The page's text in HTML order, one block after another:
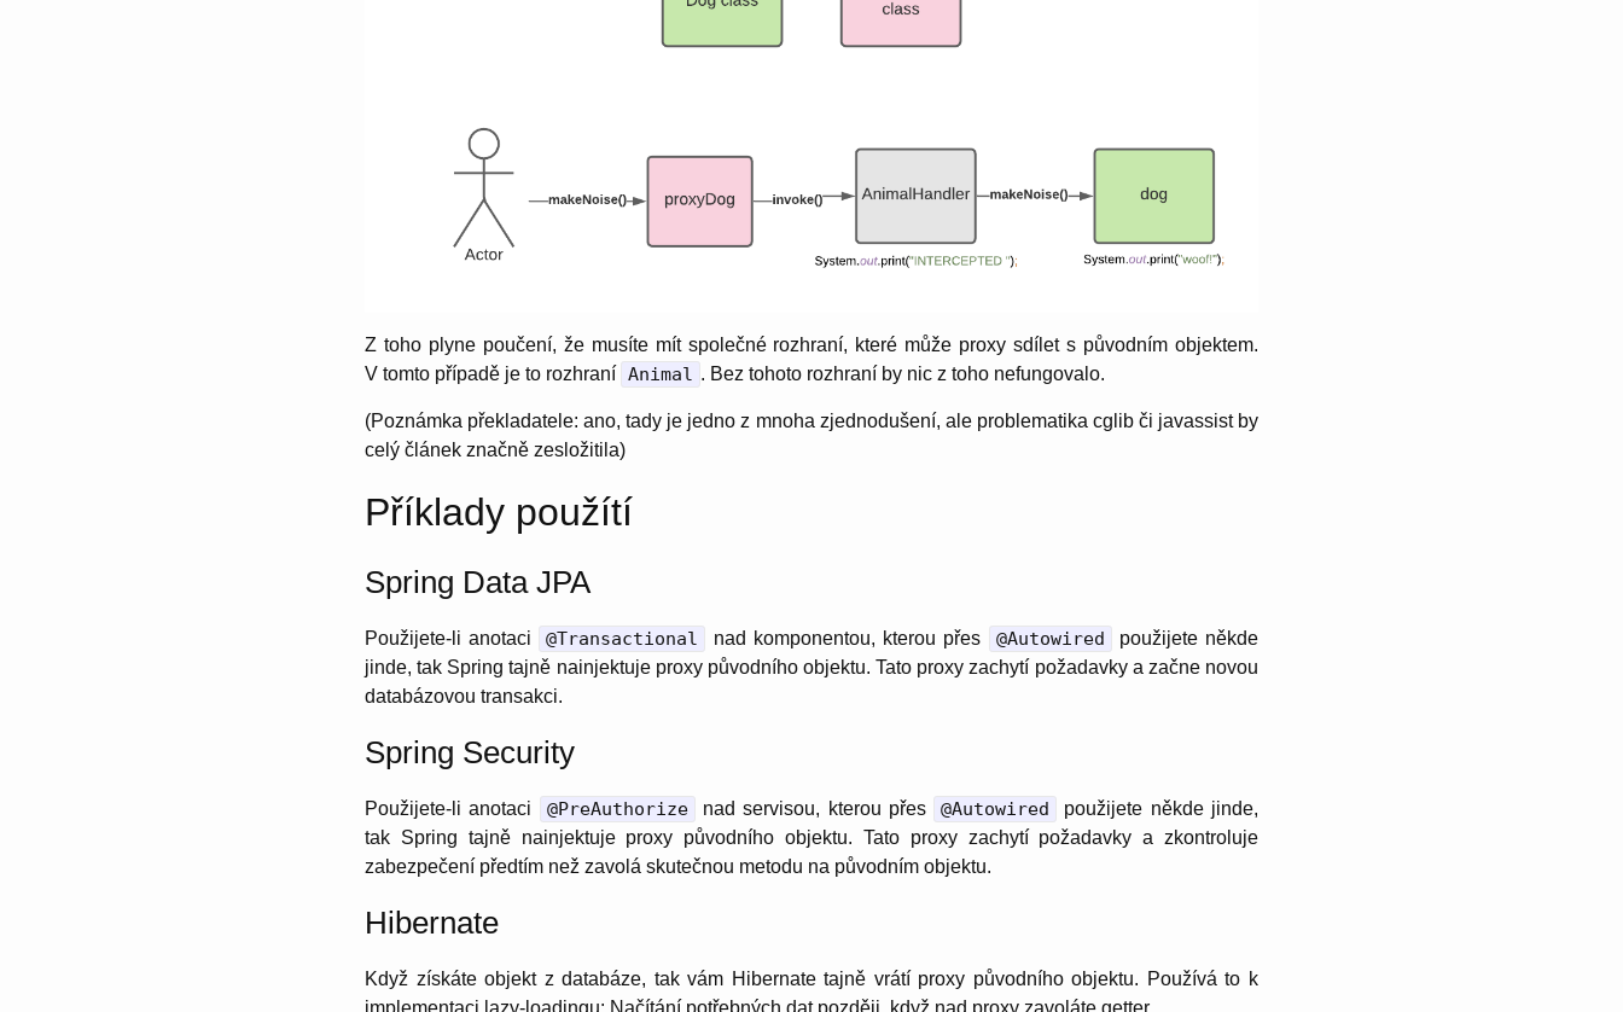
Z toho plyne poučení, že musíte mít společné rozhraní, které může proxy sdílet s původním objektem.
V tomto případě je to rozhraní Animal . Bez tohoto rozhraní by nic z toho nefungovalo.
(Poznámka překladatele: ano, tady je jedno z mnoha zjednodušení, ale problematika cglib či javassist by
celý článek značně zesložitila)
Příklady použítí
Spring Data JPA
Použijete-li anotaci @Transactional nad komponentou, kterou přes @Autowired
použijete někde
jinde, tak Spring tajně nainjektuje proxy původního objektu. Tato proxy zachytí požadavky a začne novou
databázovou transakci.
Spring Security
Použijete-li anotaci @PreAuthorize nad servisou, kterou přes @Autowired
použijete někde jinde,
tak Spring tajně nainjektuje proxy původního objektu. Tato proxy zachytí požadavky a zkontroluje
zabezpečení předtím než zavolá skutečnou metodu na původním objektu.
Hibernate
Když získáte objekt z databáze, tak vám Hibernate tajně vrátí proxy původního objektu. Používá to k
implementaci lazy-loadingu: Načítání potřebných dat později, když nad proxy zavoláte getter.